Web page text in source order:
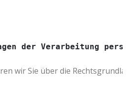
der Verarbeitung
wir Sie über die